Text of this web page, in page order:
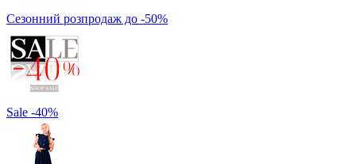
Сезонний розпродаж до -50%
Sale -40%